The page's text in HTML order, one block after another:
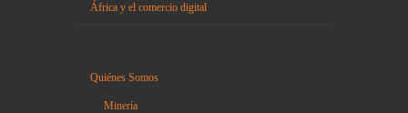
África y el comercio digital
Quiénes Somos
Minería